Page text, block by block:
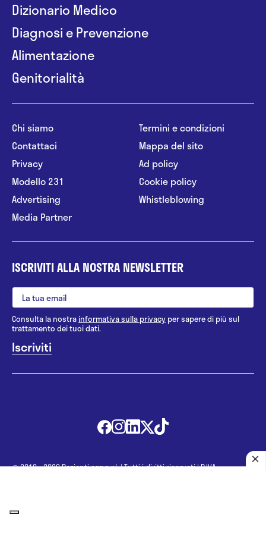
Dizionario Medico
Diagnosi e Prevenzione
Alimentazione
Genitorialità
Chi siamo
Contattaci
Privacy
Modello 231
Advertising
Media Partner
Termini e condizioni
Mappa del sito
Ad policy
Cookie policy
Whistleblowing
ISCRIVITI ALLA NOSTRA NEWSLETTER
Consulta la nostrainformativa sulla privacy per sapere di più sul
trattamento dei tuoi dati.
@ 2010 - 2026 Pazienti.org s.r.l.|Tutti i diritti riservati|P.IVA
devono considerare le informazioni disponibili come suggerimenti